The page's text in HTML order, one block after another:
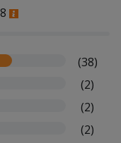
(38)
(2)
(2)
(2)